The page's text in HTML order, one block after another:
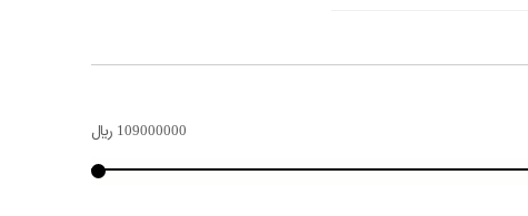
109000000 ﷼